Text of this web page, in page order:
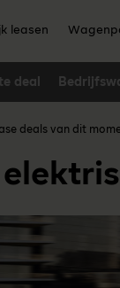
leasen
deal
deals van dit